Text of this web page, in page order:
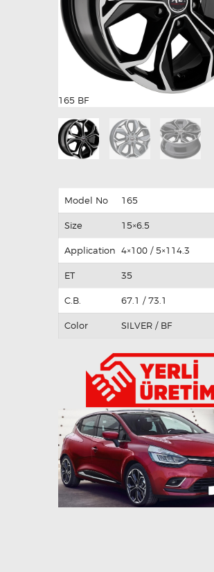
165 BF
Model No 165
Size 15×6.5
Application 4×100 / 5×114.3
ET 35
C.B. 67.1 / 73.1
Color SILVER / BF